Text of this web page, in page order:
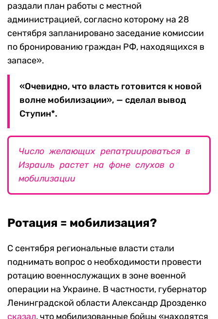
раздали план работы с местной
администрацией, согласно которому на 28
сентября запланировано заседание комиссии
по бронированию граждан РФ, находящихся в
запасе».
«Очевидно, что власть готовится к новой
волне мобилизации», — сделал вывод
Ступин*.
Число желающих репатриироваться в
Израиль растет на фоне слухов о
мобилизации
Ротация = мобилизация?
С сентября региональные власти стали
поднимать вопрос о необходимости провести
ротацию военнослужащих в зоне военной
операции на Украине. В частности, губернатор
Ленинградской области Александр Дрозденко
сказал, что мобилизованные бойцы «находятся